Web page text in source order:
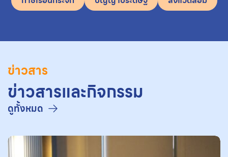
ข่าวสาร
ข่าวสารและกิจกรรม
ดูทั้งหมด